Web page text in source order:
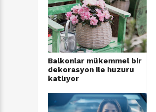
Balkonlar mükemmel bir
dekorasyon ile huzuru
katlıyor